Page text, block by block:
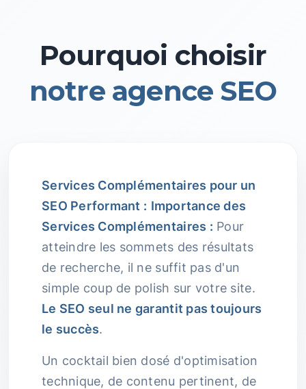
Pourquoi choisir
notre agence SEO
Services Complémentaires pour un
SEO Performant : Importance des
Services Complémentaires : Pour
atteindre les sommets des résultats
de recherche, il ne suffit pas d'un
simple coup de polish sur votre site.
Le SEO seul ne garantit pas toujours
le succès.
Un cocktail bien dosé d'optimisation
technique, de contenu pertinent, de